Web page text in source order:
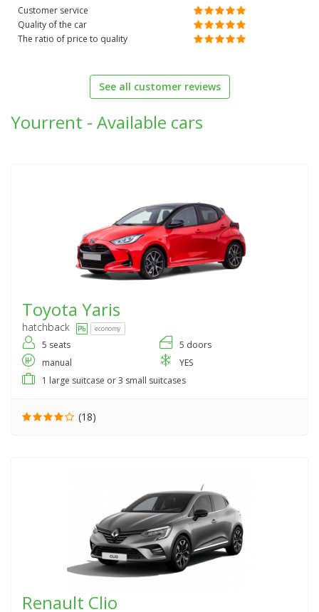
Customer service
Quality of the car
The ratio of price to quality
See all customer reviews
Yourrent - Available cars
Toyota Yaris
hatchback economy
5 seats
5 doors
manual
YES
1 large suitcase or 3 small suitcases
(18)
Renault Clio